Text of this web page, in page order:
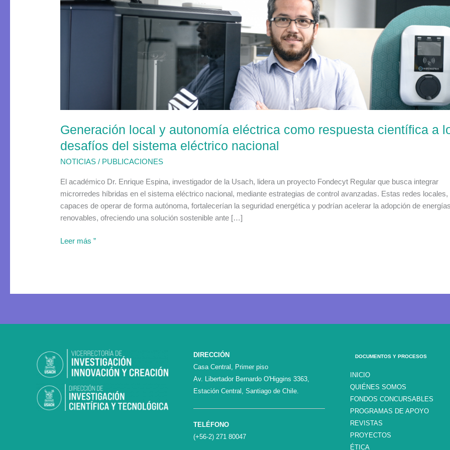
Generación local y autonomía eléctrica como respuesta científica a
desafíos del sistema eléctrico nacional
NOTICIAS / PUBLICACIONES
El académico Dr. Enrique Espina, investigador de la Usach, lidera un proyecto Fondecyt Regular que busca integrar
microrredes híbridas en el sistema eléctrico nacional, mediante estrategias de control avanzadas. Estas redes locales,
capaces de operar de forma autónoma, fortalecerían la seguridad energética y podrían acelerar la adopción de
renovables, ofreciendo una solución sostenible ante […]
y
sistema
nacional
Leer más ”
DIRECCIÓN
Casa Central, Primer piso
Av. Libertador Bernardo O'Higgins 3363,
Estación Central, Santiago de Chile.
TELÉFONO
(+56-2) 271 80047
DOCUMENTOS Y PROCESOS
INICIO
QUIÉNES SOMOS
FONDOS CONCURSABLES
PROGRAMAS DE APOYO
REVISTAS
PROYECTOS
ÉTICA